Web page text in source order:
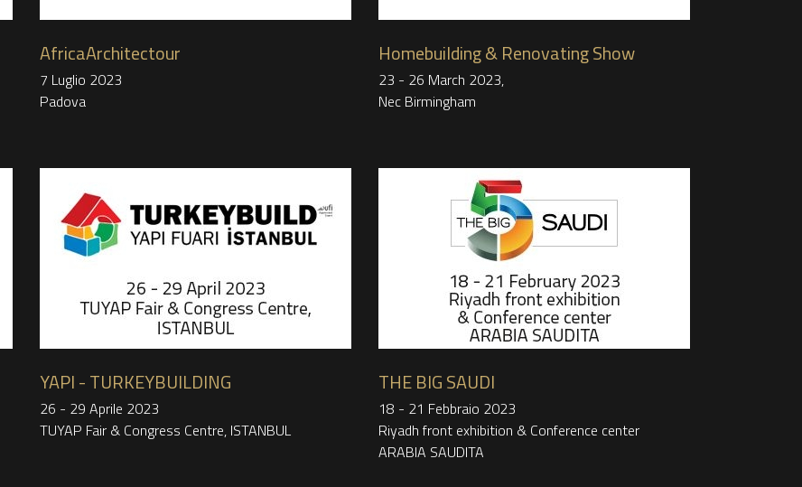
AfricaArchitectour
7 Luglio 2023
Padova
Homebuilding & Renovating Show
23 - 26 March 2023,
Nec Birmingham
YAPI - TURKEYBUILDING
26 - 29 Aprile 2023
TUYAP Fair & Congress Centre, ISTANBUL
THE BIG SAUDI
18 - 21 Febbraio 2023
Riyadh front exhibition & Conference center
ARABIA SAUDITA